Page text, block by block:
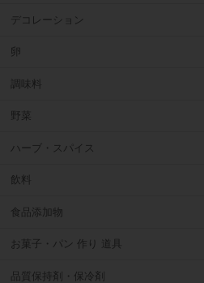
デコレーション
卵
調味料
野菜
ハーブ・スパイス
飲料
食品添加物
お菓子・パン 作り 道具
品質保持剤・保冷剤